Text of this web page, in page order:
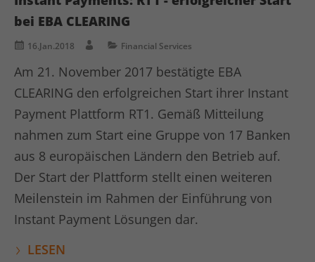
bei EBA CLEARING
16.Jan.2018 Financial Services
Am 21. November 2017 bestätigte EBA
CLEARING den erfolgreichen Start ihrer Instant
Payment Plattform RT1. Gemäß Mitteilung
nahmen zum Start eine Gruppe von 17 Banken
aus 8 europäischen Ländern den Betrieb auf.
Der Start der Plattform stellt einen weiteren
Meilenstein im Rahmen der Einführung von
Instant Payment Lösungen dar.
LESEN